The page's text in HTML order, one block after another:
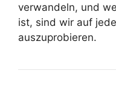
verwandeln, und
ist, sind wir auf
auszuprobieren.